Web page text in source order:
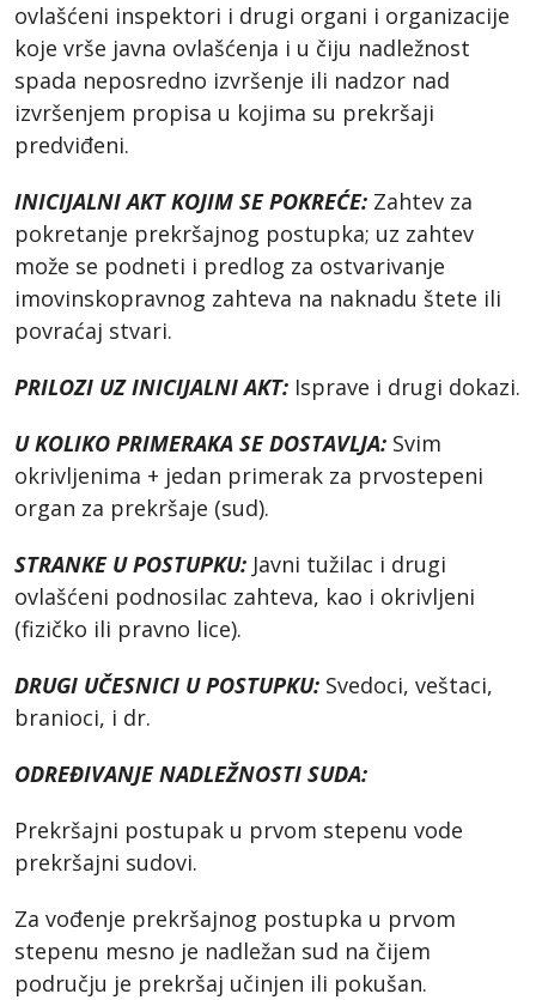
ovlašćeni inspektori i drugi organi i organizacije
koje vrše javna ovlašćenja i u čiju nadležnost
spada neposredno izvršenje ili nadzor nad
izvršenjem propisa u kojima su prekršaji
predviđeni.
INICIJALNI AKT KOJIM SE POKREĆE: Zahtev za
pokretanje prekršajnog postupka; uz zahtev
može se podneti i predlog za ostvarivanje
imovinskopravnog zahteva na naknadu štete ili
povraćaj stvari.
PRILOZI UZ INICIJALNI AKT: Isprave i drugi dokazi.
U KOLIKO PRIMERAKA SE DOSTAVLJA: Svim
okrivljenima + jedan primerak za prvostepeni
organ za prekršaje (sud).
STRANKE U POSTUPKU: Javni tužilac i drugi
ovlašćeni podnosilac zahteva, kao i okrivljeni
(fizičko ili pravno lice).
DRUGI UČESNICI U POSTUPKU: Svedoci, veštaci,
branioci, i dr.
ODREĐIVANJE NADLEŽNOSTI SUDA:
Prekršajni postupak u prvom stepenu vode
prekršajni sudovi.
Za vođenje prekršajnog postupka u prvom
stepenu mesno je nadležan sud na čijem
području je prekršaj učinjen ili pokušan.